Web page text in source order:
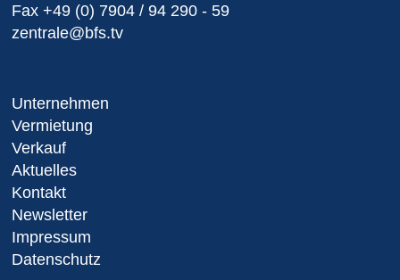
Fax +49 (0) 7904 / 94 290 - 59
zentrale@bfs.tv
Unternehmen
Vermietung
Verkauf
Aktuelles
Kontakt
Newsletter
Impressum
Datenschutz